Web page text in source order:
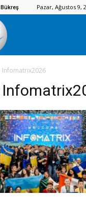
Bükreş Pazar, Ağustos 9,
Romanya
Haber
Infomatrix2026